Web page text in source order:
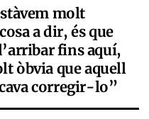
molt
a dir, és que
fins aquí,
òbvia que aquell
corregir-lo”